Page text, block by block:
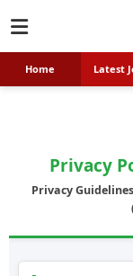
to
content
Home Latest
Privacy
Privacy